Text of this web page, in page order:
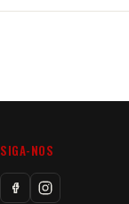
SIGA-NOS